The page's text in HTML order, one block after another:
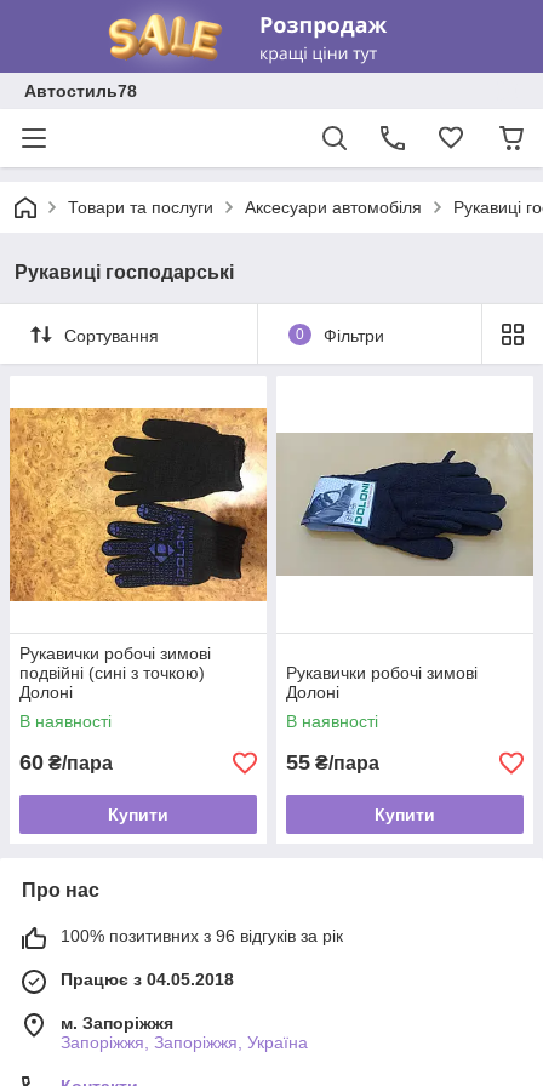
Автостиль78
Товари та послуги Аксесуари автомобіля Рукавиці
Рукавиці господарські
Сортування 0 Фільтри
Рукавички робочі зимові
подвійні (сині з точкою)
Долоні
В наявності
60 ₴/пара
Купити
Рукавички робочі зимові
Долоні
В наявності
55 ₴/пара
Купити
Про нас
100% позитивних з 96 відгуків за рік
Працює з 04.05.2018
м. Запоріжжя
Запоріжжя, Запоріжжя, Україна